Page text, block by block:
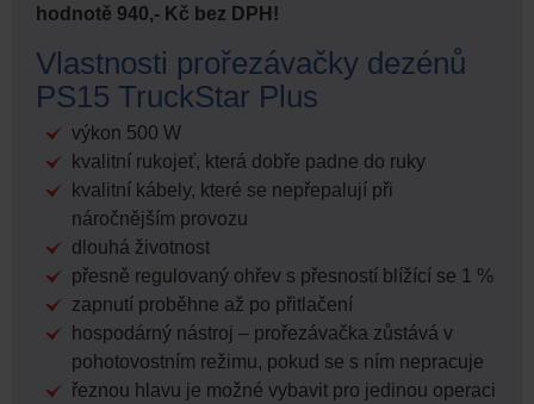
hodnotě 940,- Kč bez DPH!
Vlastnosti prořezávačky dezénů
PS15 TruckStar Plus
výkon 500 W
kvalitní rukojeť, která dobře padne do ruky
kvalitní kábely, které se nepřepalují při
náročnějším provozu
dlouhá životnost
přesně regulovaný ohřev s přesností blížící se 1 %
zapnutí proběhne až po přitlačení
hospodárný nástroj – prořezávačka zůstává v
pohotovostním režimu, pokud se s ním nepracuje
řeznou hlavu je možné vybavit pro jedinou operaci